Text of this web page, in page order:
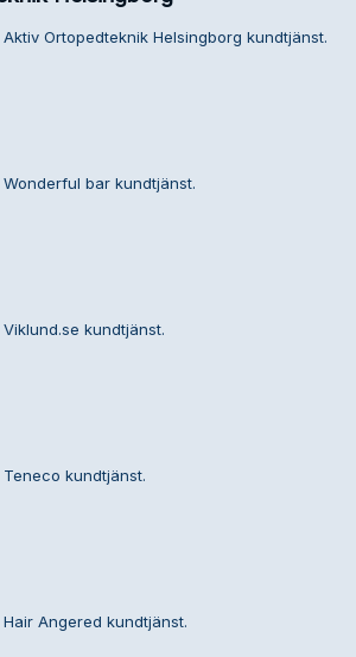
Ortopedteknik Helsingborg kundtjänst.
bar kundtjänst.
kundtjänst.
kundtjänst.
Angered kundtjänst.